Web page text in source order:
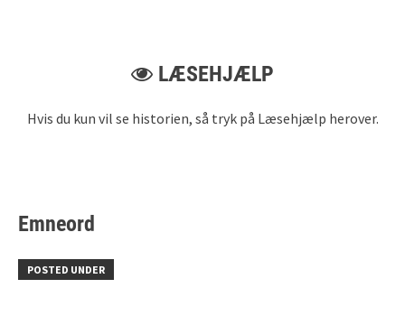
LÆSEHJÆLP
Hvis du kun vil se historien, så tryk på Læsehjælp herover.
Emneord
POSTED UNDER